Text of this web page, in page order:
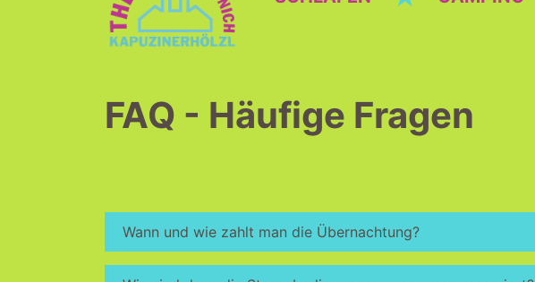
FAQ - Häufige Fragen
Wann und wie zahlt man die Übernachtung?